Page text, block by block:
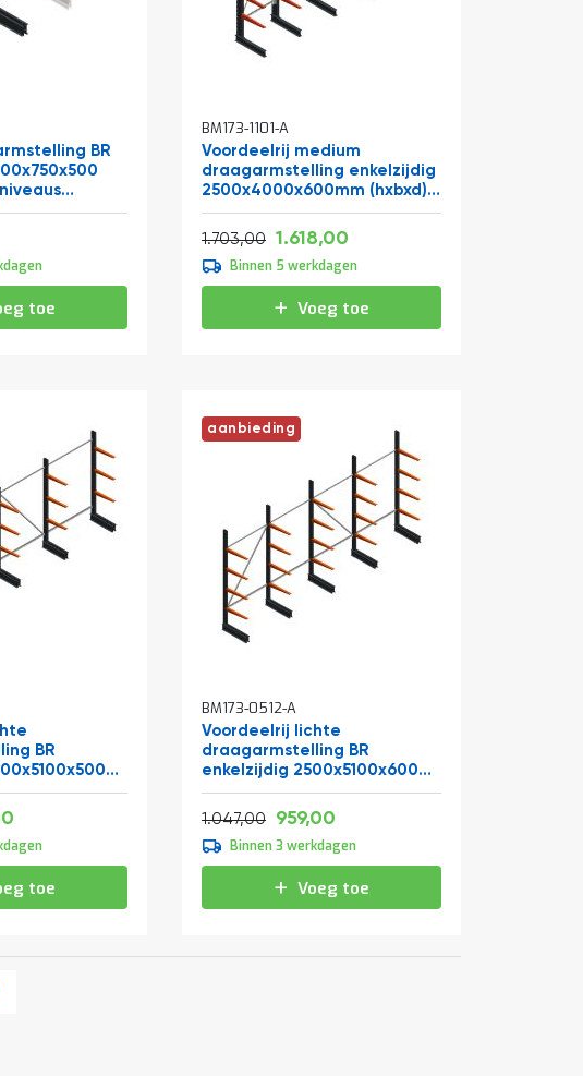
BR
toe
BM173-1101-A
Voordeelrij medium
draagarmstelling enkelzijdig
2500x4000x600mm (hxbxd)
4 niveaus 290/arm
Normale prijs
1.703,00 2.060,63
Vanaf
1.618,00
Binnen 5 werkdagen
Voeg toe
BR
toe
aanbieding
BM173-0512-A
Voordeelrij lichte
draagarmstelling BR
enkelzijdig 2500x5100x600
mm (hxbxd) 4 niveaus
Normale prijs
1.047,00 1.266,87
Vanaf
959,00
Binnen 3 werkdagen
Voeg toe